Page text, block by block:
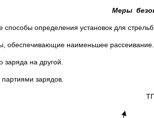
Меры
определения установок для
обеспечивающие наименьшее рассеивание.
на другой.
зарядов.